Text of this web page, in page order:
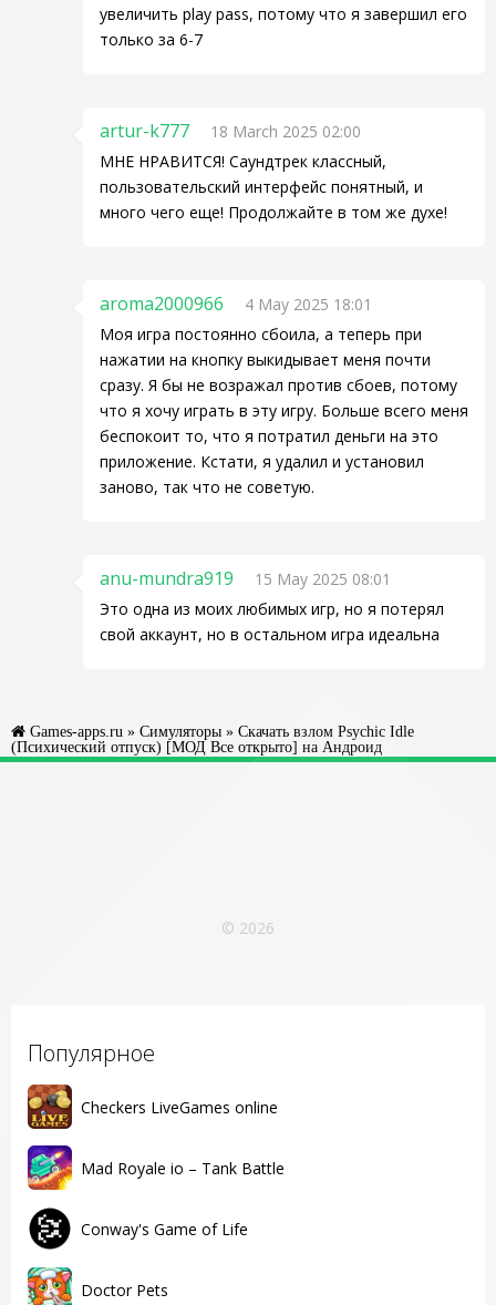
Популярное
Checkers LiveGames online
Mad Royale io – Tank Battle
Conway's Game of Life
Doctor Pets
увеличить play pass, потому что я завершил его
только за 6-7
artur-k777
18 March 2025 02:00
МНЕ НРАВИТСЯ! Саундтрек классный,
пользовательский интерфейс понятный, и
много чего еще! Продолжайте в том же духе!
aroma2000966
4 May 2025 18:01
Моя игра постоянно сбоила, а теперь при
нажатии на кнопку выкидывает меня почти
сразу. Я бы не возражал против сбоев, потому
что я хочу играть в эту игру. Больше всего меня
беспокоит то, что я потратил деньги на это
приложение. Кстати, я удалил и установил
заново, так что не советую.
anu-mundra919
15 May 2025 08:01
Это одна из моих любимых игр, но я потерял
свой аккаунт, но в остальном игра идеальна
Games-apps.ru » Симуляторы » Скачать взлом Psychic Idle
(Психический отпуск) [МОД Все открыто] на Андроид
© 2026